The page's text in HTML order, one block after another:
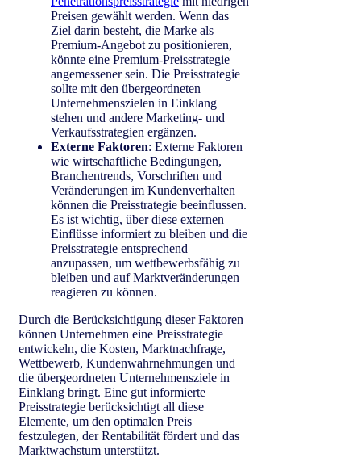
Preisen gewählt werden. Wenn das
Ziel darin besteht, die Marke als
Premium-Angebot zu positionieren,
könnte eine Premium-Preisstrategie
angemessener sein. Die Preisstrategie
sollte mit den übergeordneten
Unternehmenszielen in Einklang
stehen und andere Marketing- und
Verkaufsstrategien ergänzen.
Externe Faktoren: Externe Faktoren
wie wirtschaftliche Bedingungen,
Branchentrends, Vorschriften und
Veränderungen im Kundenverhalten
können die Preisstrategie beeinflussen.
Es ist wichtig, über diese externen
Einflüsse informiert zu bleiben und die
Preisstrategie entsprechend
anzupassen, um wettbewerbsfähig zu
bleiben und auf Marktveränderungen
reagieren zu können.
Durch die Berücksichtigung dieser Faktoren
können Unternehmen eine Preisstrategie
entwickeln, die Kosten, Marktnachfrage,
Wettbewerb, Kundenwahrnehmungen und
die übergeordneten Unternehmensziele in
Einklang bringt. Eine gut informierte
Preisstrategie berücksichtigt all diese
Elemente, um den optimalen Preis
festzulegen, der Rentabilität fördert und das
Marktwachstum unterstützt.